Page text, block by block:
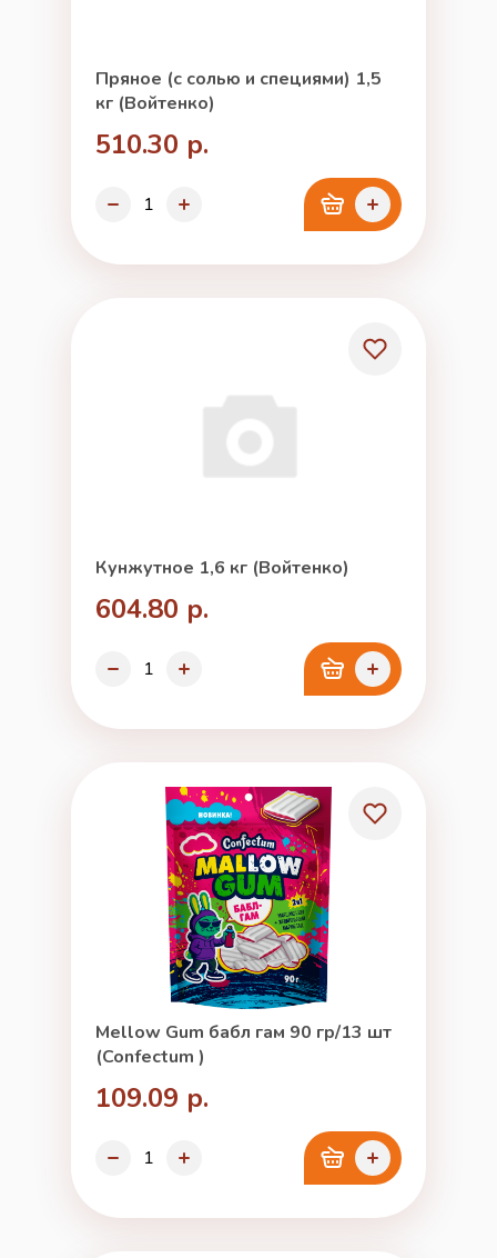
Пряное (с солью и специями) 1,5
кг (Войтенко)
510.30 р.
Кунжутное 1,6 кг (Войтенко)
604.80 р.
Mellow Gum бабл гам 90 гр/13 шт
(Confectum )
109.09 р.